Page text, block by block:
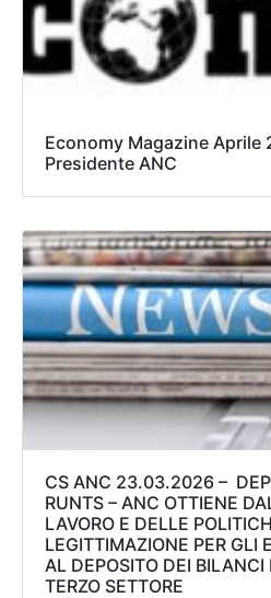
Economy Magazine Aprile
Presidente ANC
CS ANC 23.03.2026 –
RUNTS – ANC OTTIENE
LAVORO E DELLE
LEGITTIMAZIONE PER GLI
AL DEPOSITO DEI
TERZO SETTORE